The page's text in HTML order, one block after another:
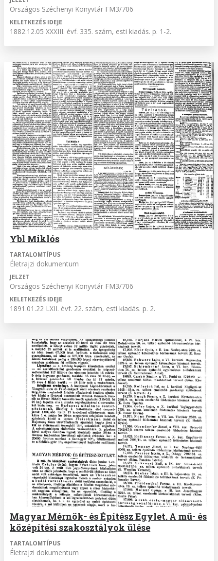
Országos Széchenyi Könyvtár FM3/706
KELETKEZÉS IDEJE
1882.12.05 XXXIII. évf. 335. szám, esti kiadás. p. 1-2.
Ybl Miklós
TARTALOMTÍPUS
Életrajzi dokumentum
JELZET
Országos Széchenyi Könyvtár FM3/706
KELETKEZÉS IDEJE
1891.01.22 LXII. évf. 22. szám, esti kiadás. p. 2.
Magyar Mérnök- és Építész Egylet. A mű- és
középítési szakosztályok ülése
TARTALOMTÍPUS
Életrajzi dokumentum